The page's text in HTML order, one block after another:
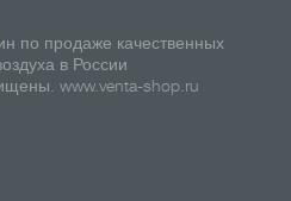
по продаже качественных
в России
www.venta-shop.ru